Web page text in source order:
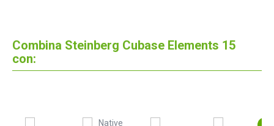
Combina Steinberg Cubase Elements 15
con: